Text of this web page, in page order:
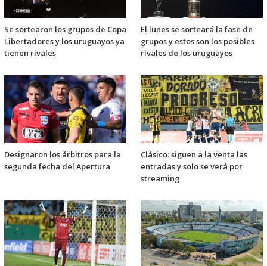
Se sortearon los grupos de Copa
Libertadores y los uruguayos ya
tienen rivales
El lunes se sorteará la fase de
grupos y estos son los posibles
rivales de los uruguayos
Designaron los árbitros para la
segunda fecha del Apertura
Clásico: siguen a la venta las
entradas y solo se verá por
streaming